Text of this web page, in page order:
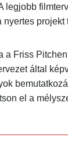
legjobb
projekt
a Friss
által
el a